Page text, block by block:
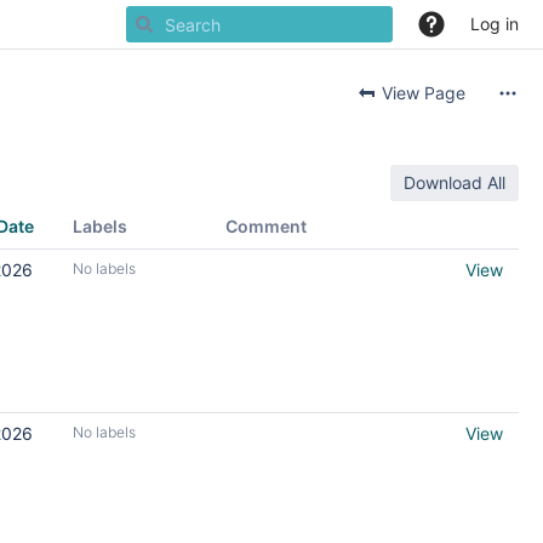
Log in
View Page
Download All
Labels Comment
No labels View
No labels View